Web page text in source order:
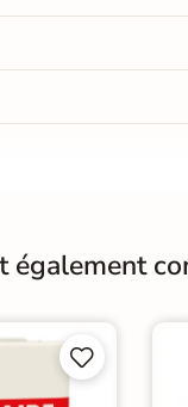
également

